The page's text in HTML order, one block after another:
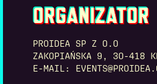
ORGANIZATOR
PROIDEA SP Z O.O
ZAKOPIAŃSKA 9, 30-418
E-MAIL: